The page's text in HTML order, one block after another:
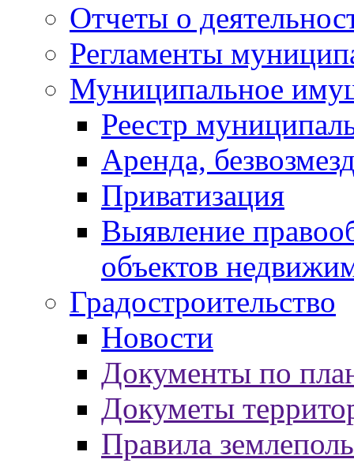
Отчеты о
Регламенты
Муниципальное
Реестр
Аренда,
Приватизация
Выявление
объектов
Градостроительство
Новости
Документы по
Докуметы
Правила